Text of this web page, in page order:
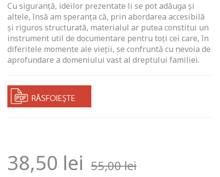
Cu siguranţă, ideilor prezentate li se pot adăuga şi
altele, însă am speranţa că, prin abordarea accesibilă
și riguros structurată, materialul ar putea constitui un
instrument util de documentare pentru toţi cei care, în
diferitele momente ale vieţii, se confruntă cu nevoia de
aprofundare a domeniului vast al dreptului familiei.
55,00lei
38,50 lei